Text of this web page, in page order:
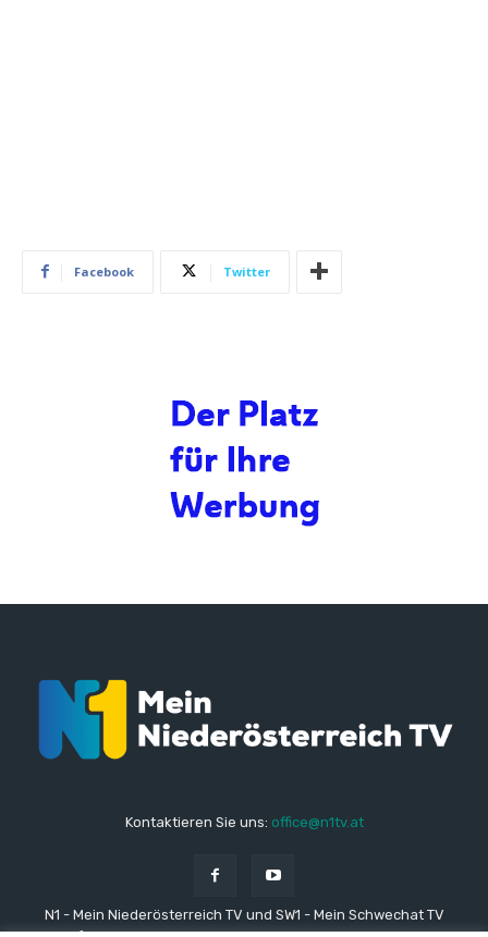
Facebook Twitter
Kontaktieren Sie uns: office@n1tv.at
N1 - Mein Niederösterreich TV und SW1 - Mein Schwechat TV